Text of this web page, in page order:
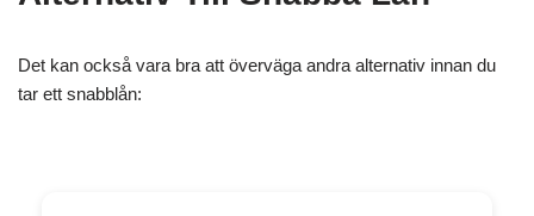
Det kan också vara bra att överväga andra alternativ innan du
tar ett snabblån: